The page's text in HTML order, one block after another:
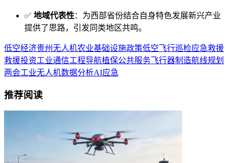
✅ 地域代表性：为西部省份结合自身特色发展新兴产业
提供了思路，引发同类地区共鸣。
低空经济贵州无人机农业基础设施政策低空飞行巡检应急救援
救援投资工业通信工程导航植保公共服务飞行器制造航线规划
两会工业无人机数据分析AI应急
推荐阅读